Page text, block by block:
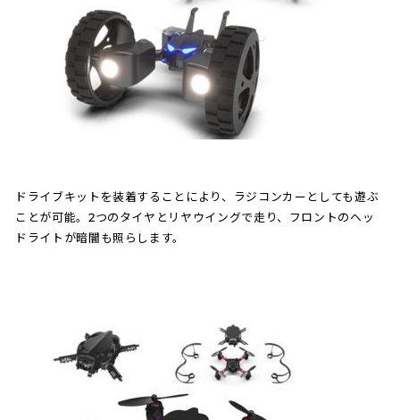
ドライブキットを装着することにより、ラジコンカーとしても遊ぶ
ことが可能。2つのタイヤとリヤウイングで走り、フロントのヘッ
ドライトが暗闇も照らします。